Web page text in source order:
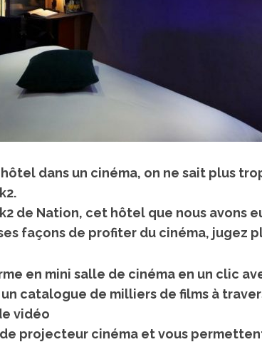
dans un cinéma, on ne sait plus
de Nation, cet hôtel que nous avons
façons de profiter du cinéma, jugez
en mini salle de cinéma en un clic
catalogue de milliers de films à
vidéo
projecteur cinéma et vous